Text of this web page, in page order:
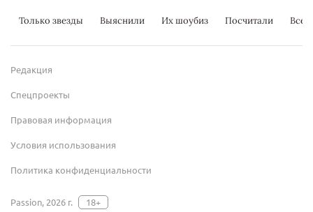
Только звезды Выяснили Их шоубиз Посчитали
Редакция
Спецпроекты
Правовая информация
Условия использования
Политика конфиденциальности
Passion, 2026 г. 18+